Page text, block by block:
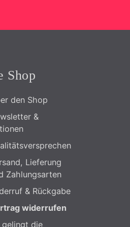
Shop
den Shop
&
Lieferung
Zahlungsarten
& Rückgabe
widerrufen
gelingt die